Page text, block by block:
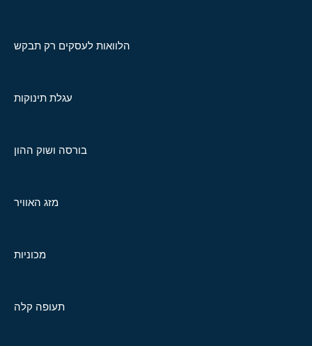
הלוואות לעסקים רק תבקש
עגלת תינוקות
בורסה ושוק ההון
מזג האוויר
מכוניות
תעופה קלה